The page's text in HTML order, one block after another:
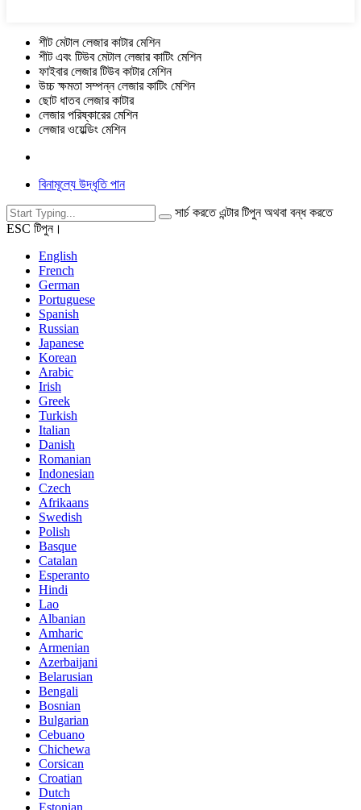
শীট মেটাল লেজার কাটার মেশিন
শীট এবং টিউব মেটাল লেজার কাটিং মেশিন
ফাইবার লেজার টিউব কাটার মেশিন
উচ্চ ক্ষমতা সম্পন্ন লেজার কাটিং মেশিন
ছোট ধাতব লেজার কাটার
লেজার পরিষ্কারের মেশিন
লেজার ওয়েল্ডিং মেশিন
বিনামূল্যে উদ্ধৃতি পান
সার্চ করতে এন্টার টিপুন অথবা বন্ধ করতে
ESC টিপুন।
English
French
German
Portuguese
Spanish
Russian
Japanese
Korean
Arabic
Irish
Greek
Turkish
Italian
Danish
Romanian
Indonesian
Czech
Afrikaans
Swedish
Polish
Basque
Catalan
Esperanto
Hindi
Lao
Albanian
Amharic
Armenian
Azerbaijani
Belarusian
Bengali
Bosnian
Bulgarian
Cebuano
Chichewa
Corsican
Croatian
Dutch